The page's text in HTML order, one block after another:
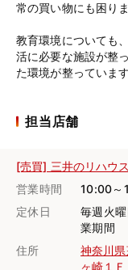
常の買い物にも困りま
教育環境についても
活に必要な施設が整
た環境が整っています
担当店舗
[売買] 三井のリハウ
営業時間
10:00～
定休日
毎週火
業期間
住所
神奈川
ヶ崎１Ｆ